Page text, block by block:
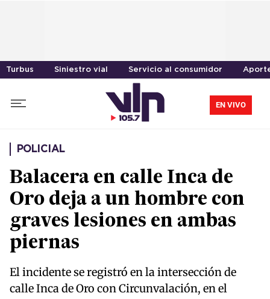
Turbus Siniestro vial Servicio al consumidor
EN VIVO
POLICIAL
Balacera en calle Inca de
Oro deja a un hombre con
graves lesiones en ambas
piernas
El incidente se registró en la intersección de
calle Inca de Oro con Circunvalación, en el